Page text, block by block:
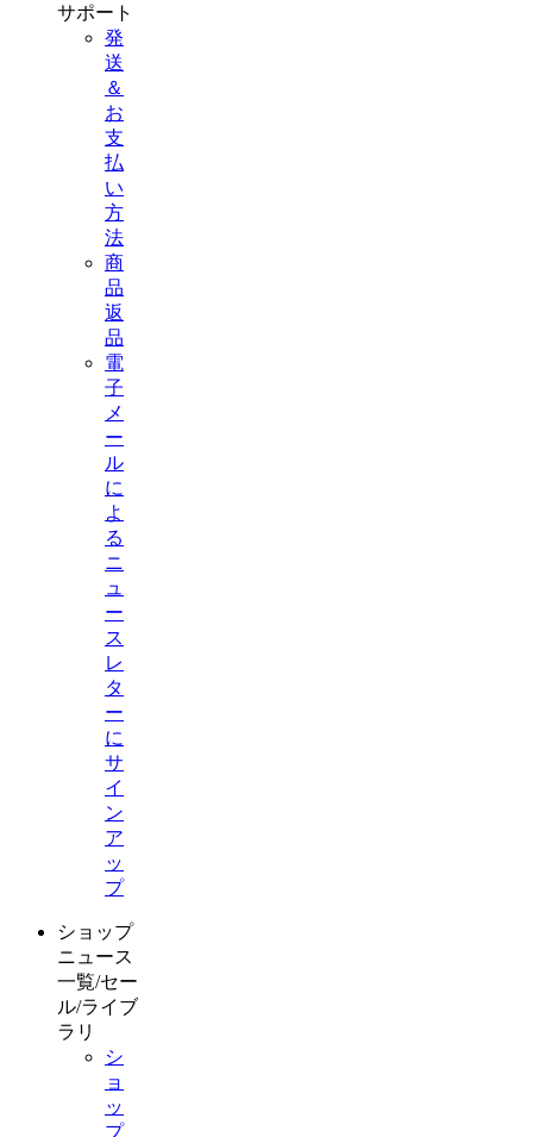
サポート
発
送
＆
お
支
払
い
方
法
商
品
返
品
電
子
メ
ー
ル
に
よ
る
ニ
ュ
ー
ス
レ
タ
ー
に
サ
イ
ン
ア
ッ
プ
ショップ
ニュース
一覧/セー
ル/ライブ
ラリ
シ
ョ
ッ
プ